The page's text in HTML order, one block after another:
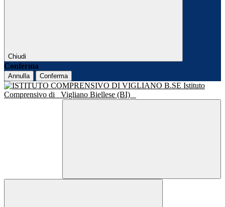
Chiudi
Conferma
Annulla Conferma
Istituto
Comprensivo di
Vigliano Biellese (BI)